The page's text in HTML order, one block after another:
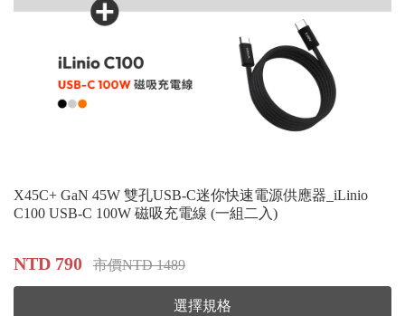
X45C+ GaN 45W 雙孔USB-C迷你快速電源供應器_iLinio
C100 USB-C 100W 磁吸充電線 (一組二入)
NTD 790 市價NTD 1489
選擇規格